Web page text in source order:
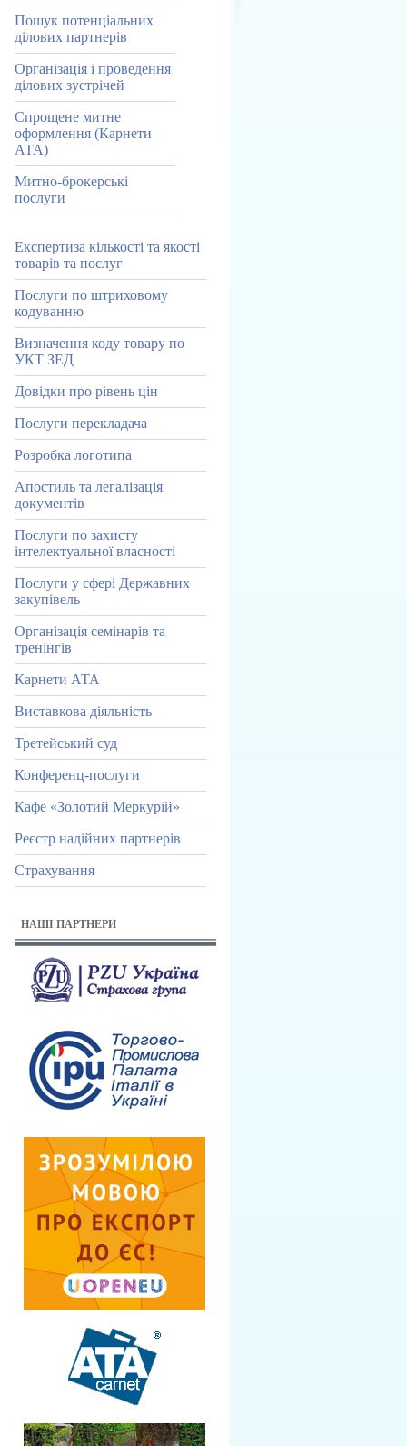
Пошук потенціальних
ділових партнерів
Організація і проведення
ділових зустрічей
Спрощене митне
оформлення (Карнети
АТА)
Митно-брокерські
послуги
Експертиза кількості та якості
товарів та послуг
Послуги по штриховому
кодуванню
Визначення коду товару по
УКТ ЗЕД
Довідки про рівень цін
Послуги перекладача
Розробка логотипа
Апостиль та легалізація
документів
Послуги по захисту
інтелектуальної власності
Послуги у сфері Державних
закупівель
Організація семінарів та
тренінгів
Карнети АТА
Виставкова діяльність
Третейський суд
Конференц-послуги
Кафе «Золотий Меркурій»
Реєстр надійних партнерів
Страхування
НАШІ ПАРТНЕРИ